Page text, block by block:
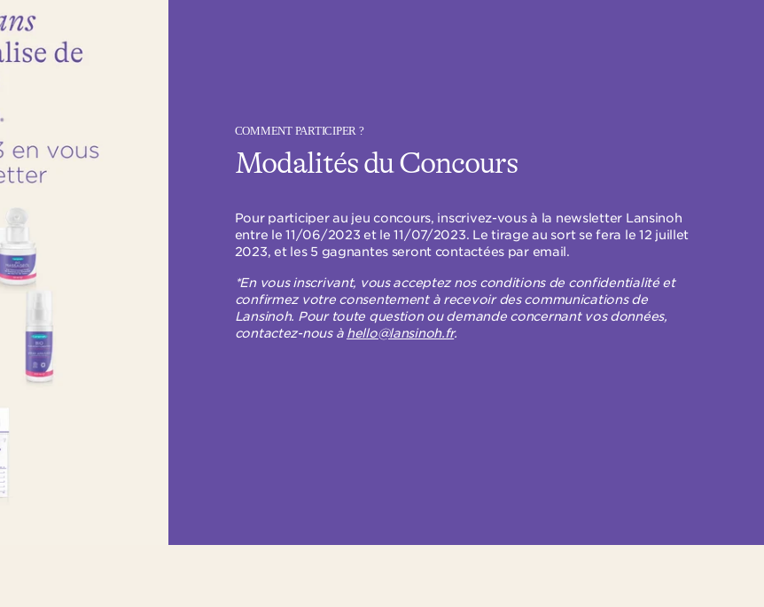
COMMENT PARTICIPER ?
Modalités du Concours
Pour participer au jeu concours, inscrivez-vous à la newsletter Lansinoh
entre le 11/06/2023 et le 11/07/2023. Le tirage au sort se fera le 12 juillet
2023, et les 5 gagnantes seront contactées par email.
*En vous inscrivant, vous acceptez nos conditions de confidentialité et
confirmez votre consentement à recevoir des communications de
Lansinoh. Pour toute question ou demande concernant vos données,
contactez-nous à hello@lansinoh.fr.